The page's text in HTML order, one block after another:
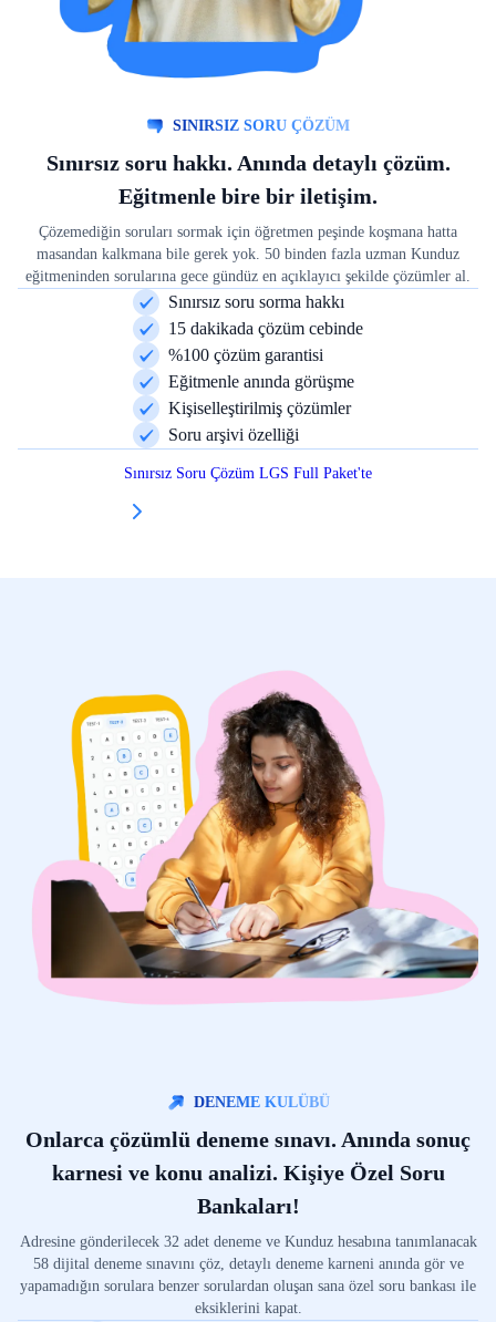
SINIRSIZ SORU ÇÖZÜM
Sınırsız soru hakkı. Anında detaylı çözüm.
Eğitmenle bire bir iletişim.
Çözemediğin soruları sormak için öğretmen peşinde koşmana hatta
masandan kalkmana bile gerek yok. 50 binden fazla uzman Kunduz
eğitmeninden sorularına gece gündüz en açıklayıcı şekilde çözümler al.
Sınırsız soru sorma hakkı
15 dakikada çözüm cebinde
%100 çözüm garantisi
Eğitmenle anında görüşme
Kişiselleştirilmiş çözümler
Soru arşivi özelliği
Sınırsız Soru Çözüm LGS Full Paket'te
DENEME KULÜBÜ
Onlarca çözümlü deneme sınavı. Anında sonuç
karnesi ve konu analizi. Kişiye Özel Soru
Bankaları!
Adresine gönderilecek 32 adet deneme ve Kunduz hesabına tanımlanacak
58 dijital deneme sınavını çöz, detaylı deneme karneni anında gör ve
yapamadığın sorulara benzer sorulardan oluşan sana özel soru bankası ile
eksiklerini kapat.